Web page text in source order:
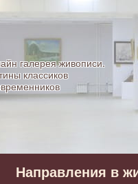
- картинная галерея
галерея живописи.
классиков
Направления в